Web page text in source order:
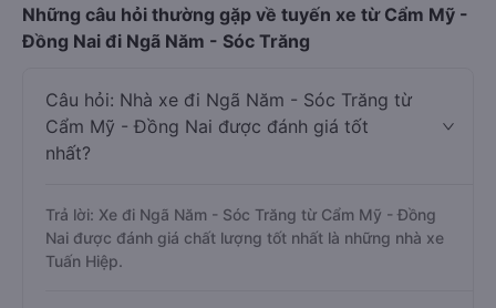
Những câu hỏi thường gặp về tuyến xe từ Cẩm Mỹ -
Đồng Nai đi Ngã Năm - Sóc Trăng
Câu hỏi: Nhà xe đi Ngã Năm - Sóc Trăng từ
Cẩm Mỹ - Đồng Nai được đánh giá tốt
nhất?
Trả lời: Xe đi Ngã Năm - Sóc Trăng từ Cẩm Mỹ - Đồng
Nai được đánh giá chất lượng tốt nhất là những nhà xe
Tuấn Hiệp.